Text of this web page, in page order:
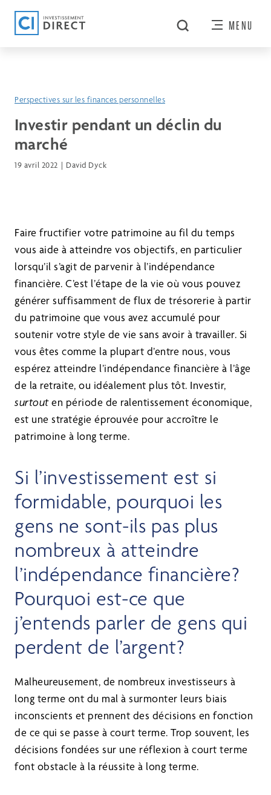
MENU
Perspectives sur les finances personnelles
Investir pendant un déclin du
marché
19 avril 2022 David Dyck
Faire fructifier votre patrimoine au fil du temps
vous aide à atteindre vos objectifs, en particulier
lorsqu’il s’agit de parvenir à l’indépendance
financière. C’est l’étape de la vie où vous pouvez
générer suffisamment de flux de trésorerie à partir
du patrimoine que vous avez accumulé pour
soutenir votre style de vie sans avoir à travailler. Si
vous êtes comme la plupart d’entre nous, vous
espérez atteindre l’indépendance financière à l’âge
de la retraite, ou idéalement plus tôt. Investir,
surtouten période de ralentissement économique,
est une stratégie éprouvée pour accroître le
patrimoine à long terme.
Si l’investissement est si
formidable, pourquoi les
gens ne sont-ils pas plus
nombreux à atteindre
l’indépendance financière?
Pourquoi est-ce que
j’entends parler de gens qui
perdent de l’argent?
Malheureusement, de nombreux investisseurs à
long terme ont du mal à surmonter leurs biais
inconscients et prennent des décisions en fonction
de ce qui se passe à court terme. Trop souvent, les
décisions fondées sur une réflexion à court terme
font obstacle à la réussite à long terme.